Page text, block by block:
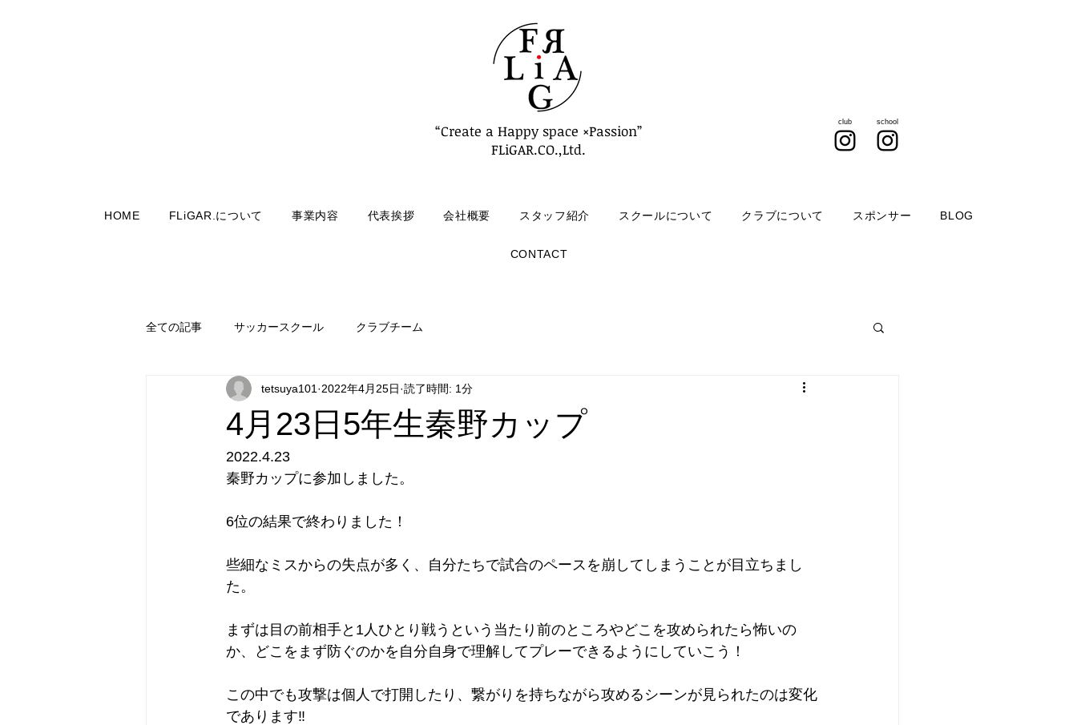
“Create a Happy space ×Passion”
FLiGAR.CO.,Ltd.
club school
HOME FLiGAR.について 事業内容 代表挨拶 会社概要 スタッフ紹介 スクールについて クラブについて スポンサー BLOG
CONTACT
全ての記事 サッカースクール クラブチーム
4月23日5年生秦野カップ
tetsuya101 2022年4月25日 読了時間: 1分
2022.4.23
秦野カップに参加しました。
6位の結果で終わりました！
些細なミスからの失点が多く、自分たちで試合のペースを崩してしまうことが目立ちまし
た。
まずは目の前相手と1人ひとり戦うという当たり前のところやどこを攻められたら怖いの
か、どこをまず防ぐのかを自分自身で理解してプレーできるようにしていこう！
この中でも攻撃は個人で打開したり、繋がりを持ちながら攻めるシーンが見られたのは変化
であります‼︎